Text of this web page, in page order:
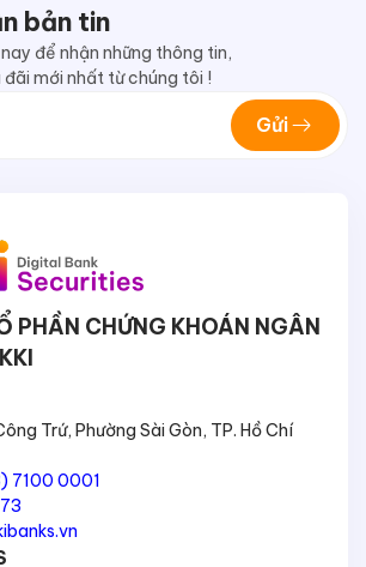
bản tin
để nhận những thông tin,
đãi mới nhất từ chúng tôi !
Gửi
PHẦN CHỨNG KHOÁN NGÂN
Trứ, Phường Sài Gòn, TP. Hồ Chí
7100 0001